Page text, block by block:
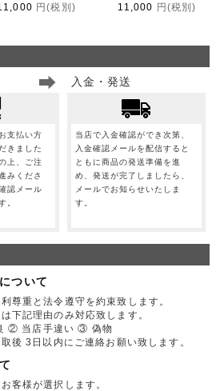
円(税別)
11,000
円(税別)
支払い方
きました
上、ご注
みくださ
認メール
。
入金・発送
当店で入金確認ができ次第、
入金確認メールを配信すると
ともに商品の発送準備を進
め、発送が完了しましたら、
メールでお知らせいたしま
す。
ついて
尊重と法令遵守を約束致します。
下記理由のみ対応致します。
② 当店手違い ③ 偽物
後 3日以内にご連絡お願い致します。
客様が選択します。